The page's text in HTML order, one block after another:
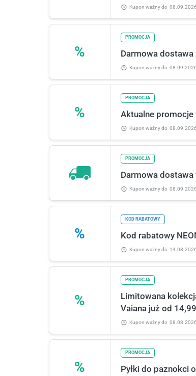
Kupon ważnydo 08.09.2026
%
PROMOCJA
Darmowa dostawa
Kupon ważnydo 08.09.2026
%
PROMOCJA
Aktualne promocje
Kupon ważnydo 08.09.2026
PROMOCJA
Darmowa dostawa
Kupon ważnydo 08.09.2026
%
KOD RABATOWY
Kod rabatowy
Kupon ważnydo 14.08.2026
%
PROMOCJA
Limitowana
Vaiana już od
Kupon ważnydo 08.08.2026
%
PROMOCJA
Pyłki do paznokci